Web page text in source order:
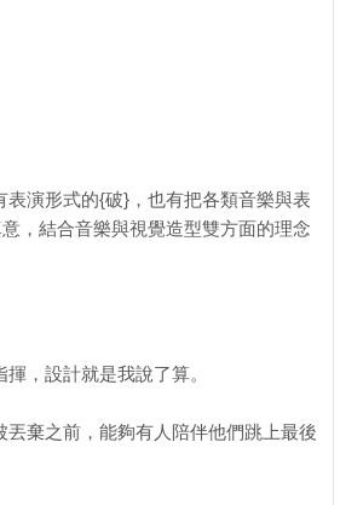
演形式的{破}，也有把各類音樂與表
，結合音樂與視覺造型雙方面的理念
，設計就是我說了算。
棄之前，能夠有人陪伴他們跳上最後